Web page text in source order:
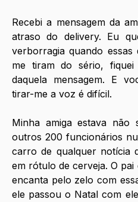
Recebi a mensagem da
atraso do delivery. Eu
verborragia quando essas
me tiram do sério, fiquei
daquela mensagem. E
tirar-me a voz é difícil.
Minha amiga estava
outros 200 funcionários
carro de qualquer notícia
em rótulo de cerveja. O
encanta pelo zelo com
ele passou o Natal com